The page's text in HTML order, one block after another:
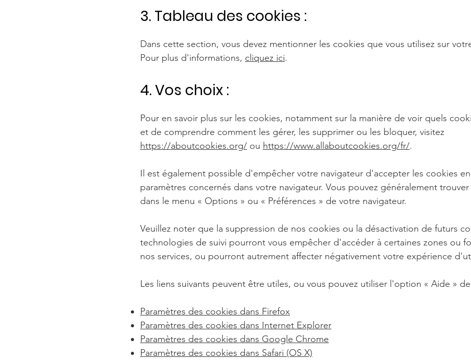
3. Tableau des cookies :
Dans cette section, vous devez mentionner les cookies que vous utilisez sur
Pour plus d'informations, cliquez ici.
4. Vos choix :
Pour en savoir plus sur les cookies, notamment sur la manière de voir quels
et de comprendre comment les gérer, les supprimer ou les bloquer, visitez
https://aboutcookies.org/ ou https://www.allaboutcookies.org/fr/.
Il est également possible d'empêcher votre navigateur d'accepter les cookies
paramètres concernés dans votre navigateur. Vous pouvez généralement
dans le menu « Options » ou « Préférences » de votre navigateur.
Veuillez noter que la suppression de nos cookies ou la désactivation de futurs
technologies de suivi pourront vous empêcher d'accéder à certaines zones ou
nos services, ou pourront autrement affecter négativement votre expérience
Les liens suivants peuvent être utiles, ou vous pouvez utiliser l'option « Aide »
Paramètres des cookies dans Firefox
Paramètres des cookies dans Internet Explorer
Paramètres des cookies dans Google Chrome
Paramètres des cookies dans Safari (OS X)